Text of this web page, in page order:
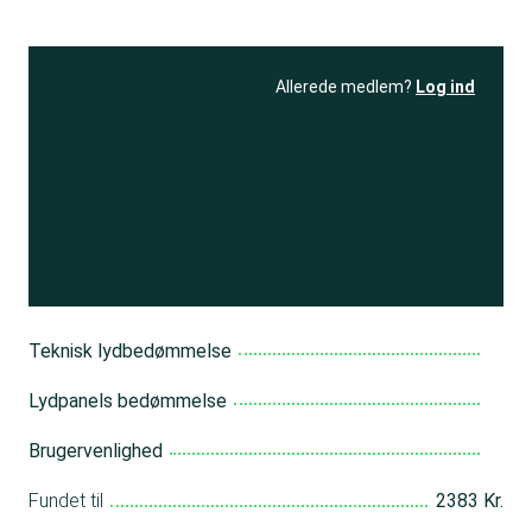
Allerede medlem? Log ind
Teknisk lydbedømmelse
Lydpanels bedømmelse
Brugervenlighed
Fundet til 2383 Kr.